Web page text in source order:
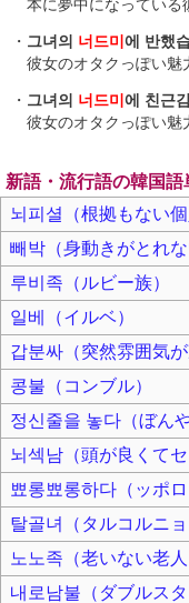
本に夢中になっている
・ 그녀의 너드미 에 반했
彼女のオタクっぽい魅
・ 그녀의 너드미 에 친근
彼女のオタクっぽい魅
新語・流行語の韓国語
뇌피셜（根拠もない
빼박（身動きがとれな
루비족（ルビー族）
일베（イルベ）
갑분싸（突然雰囲気が
콩불（コンブル）
정신줄을 놓다（ぼん
뇌섹남（頭が良くてセ
뾰롱뾰롱하다（ッポ
탈골녀（タルコルニョ
노노족（老いない老人
내로남불（ダブルスタ